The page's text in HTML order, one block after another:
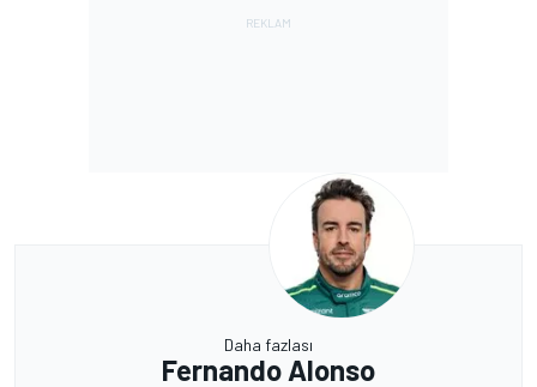
Daha fazlası
Fernando Alonso